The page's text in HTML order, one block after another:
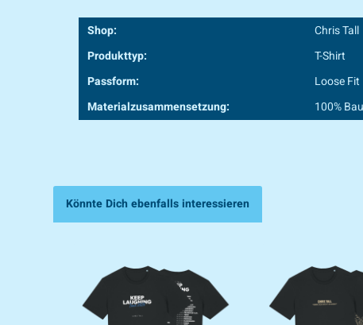
Shop:
Chris Tall
Produkttyp:
T-Shirt
Passform:
Loose Fit
Materialzusammensetzung:
100%
Könnte Dich ebenfalls interessieren